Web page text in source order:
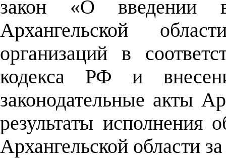
закон «О введении
Архангельской
организаций в
кодекса РФ и
законодательные акты
результаты
Архангельской области